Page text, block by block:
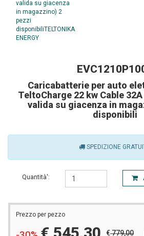
Caricabatterie per auto
TeltoCharge 22 kw Cable
valida su giacenza in
disponibili
SPEDIZIONE
Quantità':
Prezzo per pezzo
€779,00